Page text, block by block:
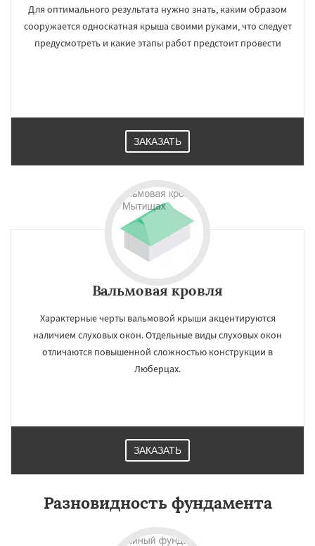
Для оптимального результата нужно знать, каким образом
сооружается односкатная крыша своими руками, что следует
предусмотреть и какие этапы работ предстоит провести
ЗАКАЗАТЬ
Вальмовая кровля
Характерные черты вальмовой крыши акцентируются
наличием слуховых окон. Отдельные виды слуховых окон
отличаются повышенной сложностью конструкции в
Люберцах.
ЗАКАЗАТЬ
Разновидность фундамента